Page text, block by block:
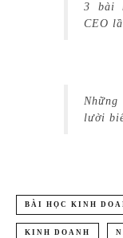
3 bài
CEO
lười
BÀI HỌC KINH
KINH DOANH